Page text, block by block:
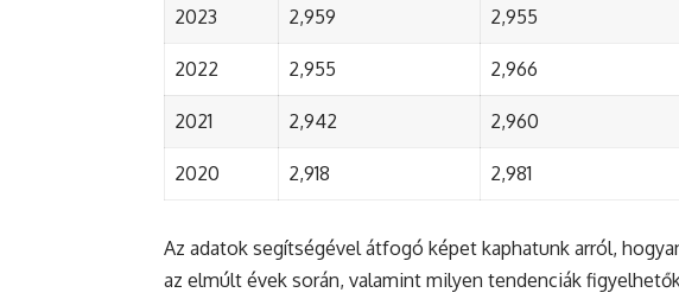
2023 2,959 2,955
2022 2,955 2,966
2021 2,942 2,960
2020 2,918 2,981
Az adatok segítségével átfogó képet kaphatunk arról,
az elmúlt évek során, valamint milyen tendenciák